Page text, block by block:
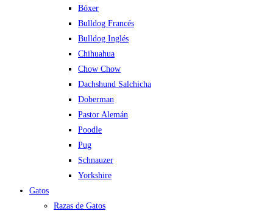
Bóxer
Bulldog Francés
Bulldog Inglés
Chihuahua
Chow Chow
Dachshund Salchicha
Doberman
Pastor Alemán
Poodle
Pug
Schnauzer
Yorkshire
Gatos
Razas de Gatos